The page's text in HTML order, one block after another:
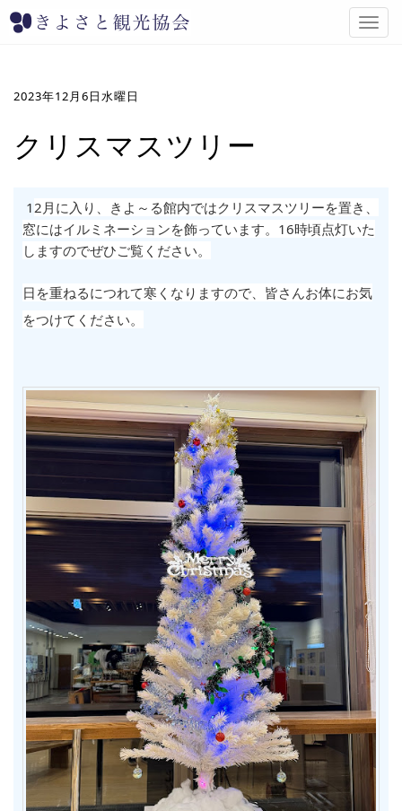
T
o
t
n
2023年12月6日水曜日
クリスマスツリー
12月に入り、きよ～る館内ではクリスマスツリーを置き、
窓にはイルミネーションを飾っています。16時頃点灯いた
しますのでぜひご覧ください。
日を重ねるにつれて寒くなりますので、皆さんお体にお気
をつけてください。